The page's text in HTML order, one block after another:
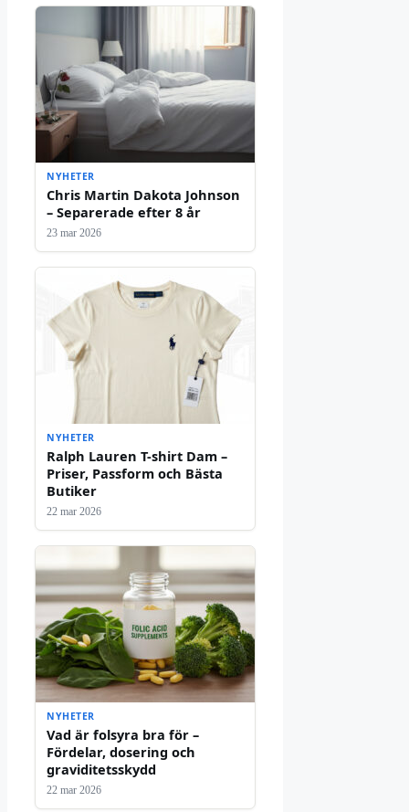
NYHETER
Chris Martin Dakota Johnson
– Separerade efter 8 år
23 mar 2026
NYHETER
Ralph Lauren T-shirt Dam –
Priser, Passform och Bästa
Butiker
22 mar 2026
NYHETER
Vad är folsyra bra för –
Fördelar, dosering och
graviditetsskydd
22 mar 2026